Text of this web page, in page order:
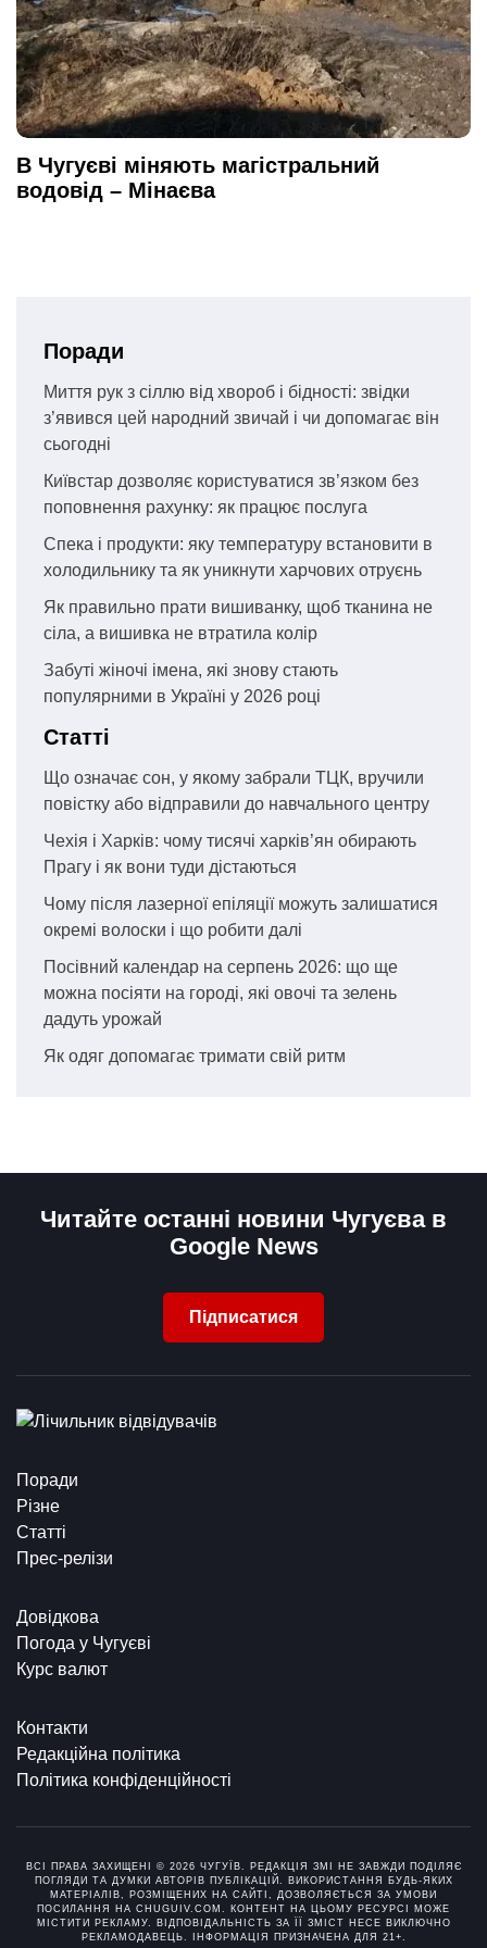
В Чугуєві міняють магістральний
водовід – Мінаєва
Поради
Миття рук з сіллю від хвороб і бідності: звідки
з’явився цей народний звичай і чи допомагає він
сьогодні
Київстар дозволяє користуватися зв’язком без
поповнення рахунку: як працює послуга
Спека і продукти: яку температуру встановити в
холодильнику та як уникнути харчових отруєнь
Як правильно прати вишиванку, щоб тканина не
сіла, а вишивка не втратила колір
Забуті жіночі імена, які знову стають
популярними в Україні у 2026 році
Статті
Що означає сон, у якому забрали ТЦК, вручили
повістку або відправили до навчального центру
Чехія і Харків: чому тисячі харків’ян обирають
Прагу і як вони туди дістаються
Чому після лазерної епіляції можуть залишатися
окремі волоски і що робити далі
Посівний календар на серпень 2026: що ще
можна посіяти на городі, які овочі та зелень
дадуть урожай
Як одяг допомагає тримати свій ритм
Читайте останні новини Чугуєва в
Google News
Підписатися
Поради
Різне
Статті
Прес-релізи
Довідкова
Погода у Чугуєві
Курс валют
Контакти
Редакційна політика
Політика конфіденційності
ВСІ ПРАВА ЗАХИЩЕНІ © 2026 ЧУГУЇВ. РЕДАКЦІЯ ЗМІ НЕ ЗАВЖДИ ПОДІЛЯЄ
ПОГЛЯДИ ТА ДУМКИ АВТОРІВ ПУБЛІКАЦІЙ. ВИКОРИСТАННЯ БУДЬ-ЯКИХ
МАТЕРІАЛІВ, РОЗМІЩЕНИХ НА САЙТІ, ДОЗВОЛЯЄТЬСЯ ЗА УМОВИ
ПОСИЛАННЯ НА CHUGUIV.COM. КОНТЕНТ НА ЦЬОМУ РЕСУРСІ МОЖЕ
МІСТИТИ РЕКЛАМУ. ВІДПОВІДАЛЬНІСТЬ ЗА ЇЇ ЗМІСТ НЕСЕ ВИКЛЮЧНО
РЕКЛАМОДАВЕЦЬ. ІНФОРМАЦІЯ ПРИЗНАЧЕНА ДЛЯ 21+.